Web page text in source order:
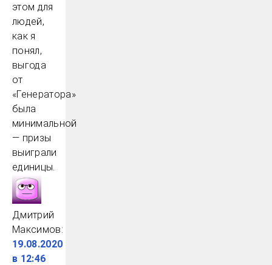
этом для
людей,
как я
понял,
выгода
от
«Генератора»
была
минимальной
— призы
выиграли
единицы.
Дмитрий
Максимов:
19.08.2020
в 12:46